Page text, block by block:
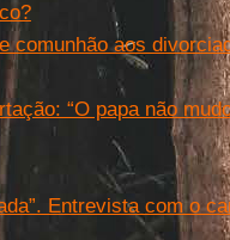
comunhão aos
“O papa não
Entrevista com o